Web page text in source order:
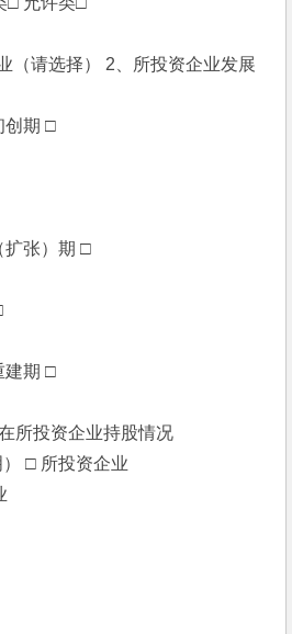
（请选择） 2、所投资企业发展
创期 □
张）期 □
建期 □
所投资企业持股情况
□ 所投资企业